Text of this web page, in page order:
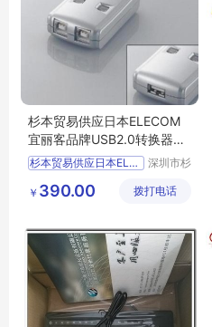
杉本贸易供应日本ELECOM
宜丽客品牌USB2.0转换器US
S2-W2
杉本贸易供应日本ELECOM宜丽客品牌USB2
供应 3C电子
其他电脑外设产品
深圳市杉
限公司
￥ 390.00 拨打电话